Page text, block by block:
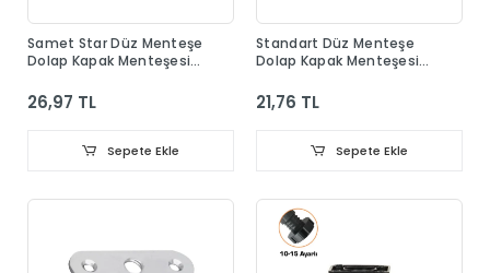
Samet Star Düz Menteşe
Dolap Kapak Menteşesi
26,97 TL
Sepete Ekle
Standart Düz Menteşe
Dolap Kapak Menteşesi
21,76 TL
Sepete Ekle